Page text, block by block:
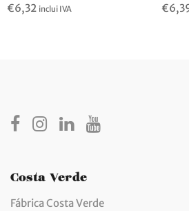
€6,32 inclui IVA €
Costa Verde
Fábrica Costa Verde